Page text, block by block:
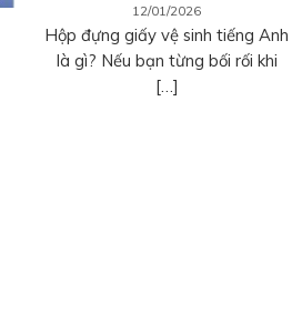
12/01/2026
Hộp đựng giấy vệ sinh tiếng Anh
là gì? Nếu bạn từng bối rối khi
[…]